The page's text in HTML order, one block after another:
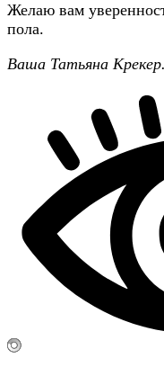
Желаю вам
пола.
Ваша Татьяна Крекер.